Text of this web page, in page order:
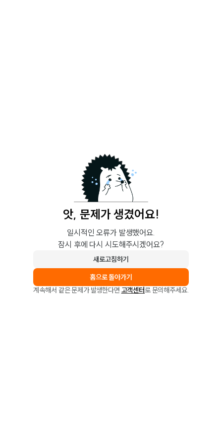
앗, 문제가 생겼어요!
일시적인 오류가 발생했어요.
잠시 후에 다시 시도해주시겠어요?
새로고침하기
홈으로 돌아가기
계속해서 같은 문제가 발생한다면 고객센터로 문의해주세요.